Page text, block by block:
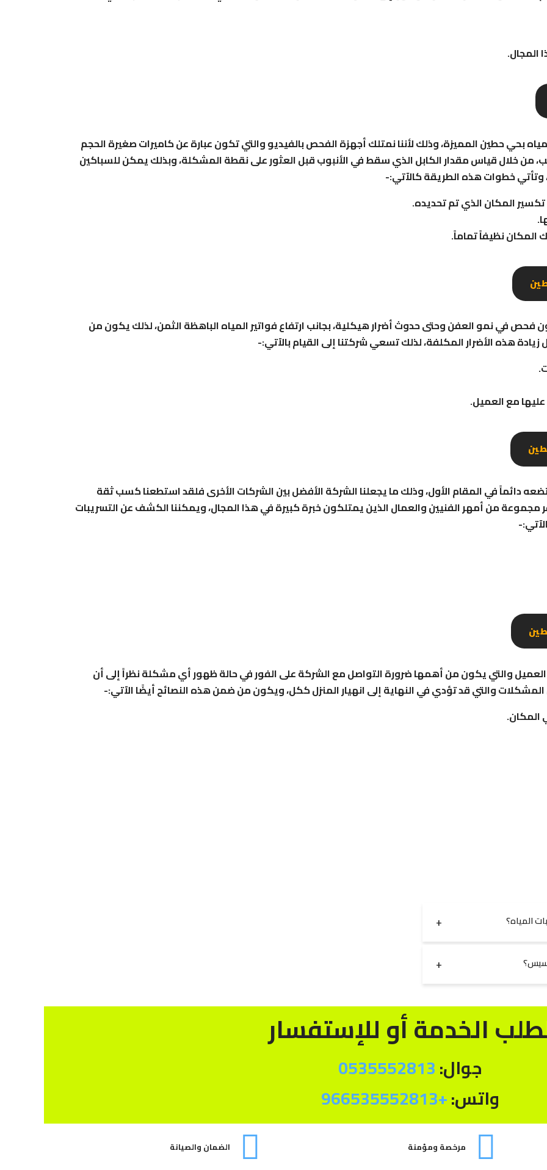
المجال.
بحي حطين المميزة، وذلك لأننا نمتلك أجهزة الفحص بالفيديو والتي تكون عبارة عن كاميرات صغيرة الحجم
من خلال قياس مقدار الكابل الذي سقط في الأنبوب قبل العثور على نقطة المشكلة، وبذلك يمكن للسباكين
وتأتي خطوات هذه الطريقة كالآتي:-
المكان الذي تم تحديده.
المكان نظيفاً تماماً.
في نمو العفن وحتى حدوث أضرار هيكلية، بجانب ارتفاع فواتير المياه الباهظة الثمن، لذلك يكون من
هذه الأضرار المكلفة، لذلك تسعي شركتنا إلى القيام بالآتي:-
مع العميل.
دائماً في المقام الأول، وذلك ما يجعلنا الشركة الأفضل بين الشركات الأخرى فلقد استطعنا كسب ثقة
من أمهر الفنيين والعمال الذين يمتلكون خبرة كبيرة في هذا المجال، ويمكننا الكشف عن التسريبات
العميل والتي يكون من أهمها ضرورة التواصل مع الشركة على الفور في حالة ظهور أي مشكلة نظراً إلى أن
والتي قد تؤدي في النهاية إلى انهيار المنزل ككل، ويكون من ضمن هذه النصائح أيضًا الآتي:-
المياه؟
الخدمة أو للإستفسار
جوال:0535552813
واتس:+966535552813
مرخصة ومؤمنة الضمان والصيانة